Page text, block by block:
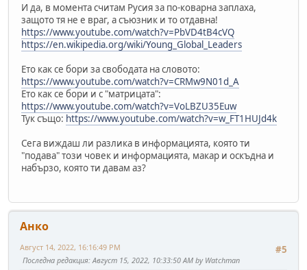
И да, в момента считам Русия за по-коварна заплаха,
защото тя не е враг, а съюзник и то отдавна!
https://www.youtube.com/watch?v=PbVD4tB4cVQ
https://en.wikipedia.org/wiki/Young_Global_Leaders
Ето как се бори за свободата на словото:
https://www.youtube.com/watch?v=CRMw9N01d_A
Ето как се бори и с "матрицата":
https://www.youtube.com/watch?v=VoLBZU35Euw
Тук също: https://www.youtube.com/watch?v=w_FT1HUJd4k
Сега виждаш ли разлика в информацията, която ти
"подава" този човек и информацията, макар и оскъдна и
набързо, която ти давам аз?
Анко
#5
Август 14, 2022, 16:16:49 PM
Последна редакция: Август 15, 2022, 10:33:50 AM by Watchman